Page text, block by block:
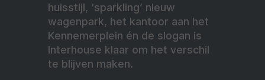
huisstijl, ‘sparkling’ nieuw
wagenpark, het kantoor aan het
Kennemerplein én de slogan is
Interhouse klaar om het verschil
te blijven maken.